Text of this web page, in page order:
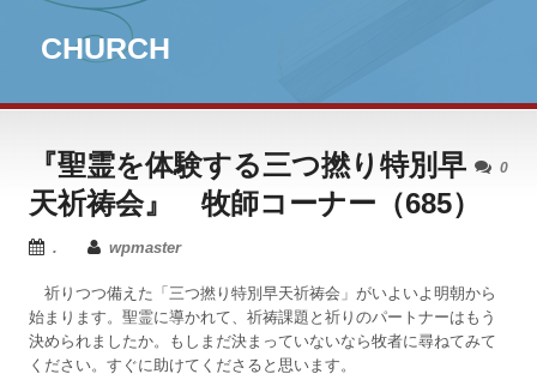
CHURCH
0
『聖霊を体験する三つ撚り特別早
天祈祷会』 牧師コーナー（685）
. wpmaster
祈りつつ備えた「三つ撚り特別早天祈祷会」がいよいよ明朝から
始まります。聖霊に導かれて、祈祷課題と祈りのパートナーはもう
決められましたか。もしまだ決まっていないなら牧者に尋ねてみて
ください。すぐに助けてくださると思います。